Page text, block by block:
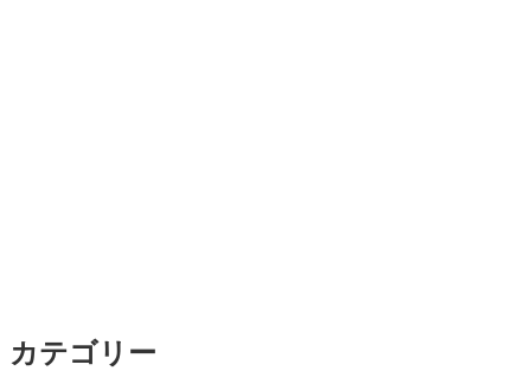
カテゴリー